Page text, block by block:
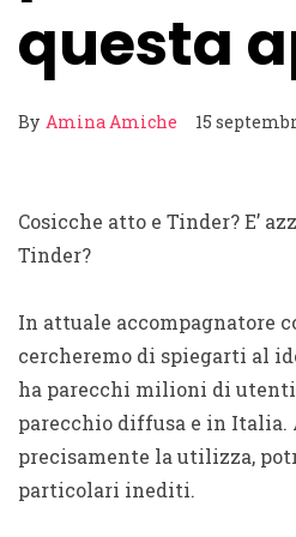
questa
By Amina Amiche 15
Cosicche atto e Tinder? E’
Tinder?
In attuale accompagnatore
cercheremo di spiegarti al
ha parecchi milioni di
parecchio diffusa e in
precisamente la utilizza,
particolari inediti.